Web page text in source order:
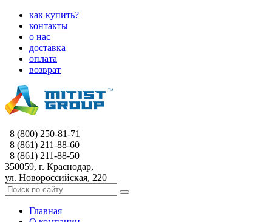
как купить?
контакты
о нас
доставка
оплата
возврат
8 (800) 250-81-71
8 (861) 211-88-60
8 (861) 211-88-50
350059, г. Краснодар,
ул. Новороссийская, 220
Главная